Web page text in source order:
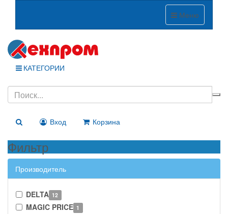
Меню
КАТЕГОРИИ
Вход Корзина
Фильтр
Производитель
DELTA 12
MAGIC PRICE 1